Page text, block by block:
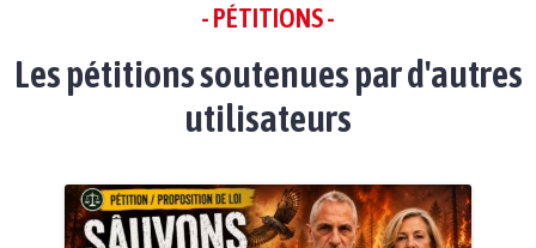
- PÉTITIONS -
Les pétitions soutenues par d'autres
utilisateurs